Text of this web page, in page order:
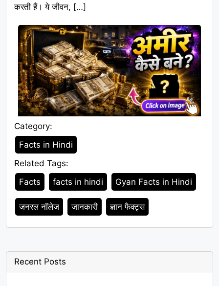
करती हैं। ये जीवन, […]
Category:
Category
Facts in Hindi
Related Tags:
Tags
Facts facts in hindi Gyan Facts in Hindi
जनरल नॉलेज जानकारी ज्ञान फैक्ट्स
Recent Posts